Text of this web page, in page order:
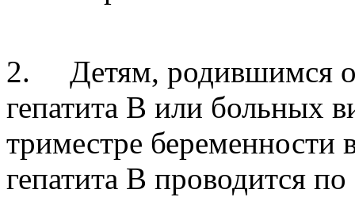
2. Детям, родившимся от
гепатита В или больных
триместре беременности
гепатита В проводится